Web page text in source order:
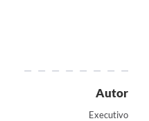
Autor
Executivo